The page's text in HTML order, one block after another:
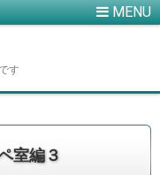
す
室編３